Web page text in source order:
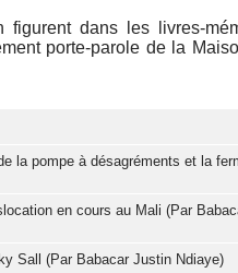
dans les livres-
porte-parole de la
la pompe à désagréments et la
en cours au Mali (Par
Sall (Par Babacar Justin Ndiaye)